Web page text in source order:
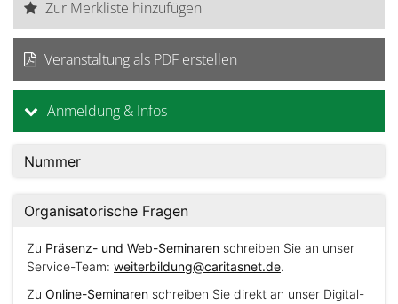
Zur Merkliste hinzufügen
Veranstaltung als PDF erstellen
Anmeldung & Infos
Nummer
Organisatorische Fragen
Zu Präsenz- und Web-Seminaren schreiben Sie an unser
Service-Team: weiterbildung@caritasnet.de.
Zu Online-Seminaren schreiben Sie direkt an unser Digital-